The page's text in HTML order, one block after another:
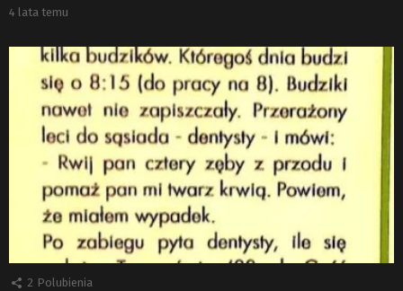
4 lata temu
2 Polubienia